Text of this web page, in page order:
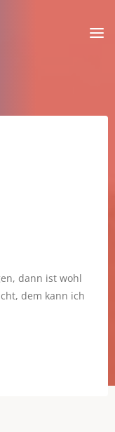
dann ist wohl
dem kann ich